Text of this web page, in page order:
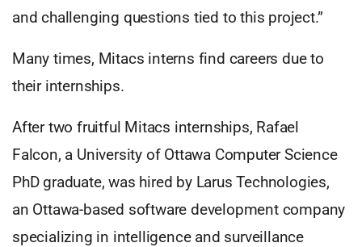
and challenging questions tied to this project.”
Many times, Mitacs interns find careers due to
their internships.
After two fruitful Mitacs internships, Rafael
Falcon, a University of Ottawa Computer Science
PhD graduate, was hired by Larus Technologies,
an Ottawa-based software development company
specializing in intelligence and surveillance